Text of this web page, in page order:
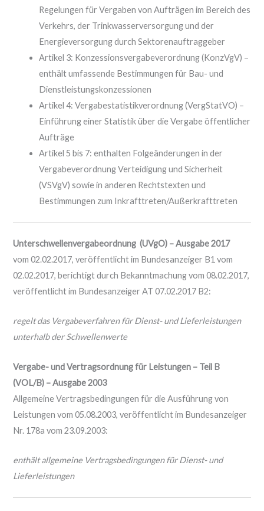
Regelungen für Vergaben von Aufträgen im Bereich des
Verkehrs, der Trinkwasserversorgung und der
Energieversorgung durch Sektorenauftraggeber
Artikel 3: Konzessionsvergabeverordnung (KonzVgV) –
enthält umfassende Bestimmungen für Bau- und
Dienstleistungskonzessionen
Artikel 4: Vergabestatistikverordnung (VergStatVO) –
Einführung einer Statistik über die Vergabe öffentlicher
Aufträge
Artikel 5 bis 7: enthalten Folgeänderungen in der
Vergabeverordnung Verteidigung und Sicherheit
(VSVgV) sowie in anderen Rechtstexten und
Bestimmungen zum Inkrafttreten/Außerkrafttreten
Unterschwellenvergabeordnung (UVgO) – Ausgabe 2017
vom 02.02.2017, veröffentlicht im Bundesanzeiger B1 vom
02.02.2017, berichtigt durch Bekanntmachung vom 08.02.2017,
veröffentlicht im Bundesanzeiger AT 07.02.2017 B2:
regelt das Vergabeverfahren für Dienst- und Lieferleistungen
unterhalb der Schwellenwerte
Vergabe- und Vertragsordnung für Leistungen – Teil B
(VOL/B) – Ausgabe 2003
Allgemeine Vertragsbedingungen für die Ausführung von
Leistungen vom 05.08.2003, veröffentlicht im Bundesanzeiger
Nr. 178a vom 23.09.2003:
enthält allgemeine Vertragsbedingungen für Dienst- und
Lieferleistungen